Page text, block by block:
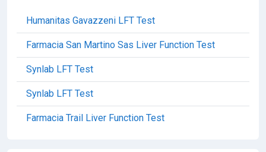
Humanitas Gavazzeni LFT Test
Farmacia San Martino Sas Liver Function Test
Synlab LFT Test
Synlab LFT Test
Farmacia Trail Liver Function Test